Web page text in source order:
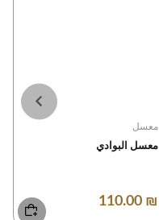
معسل
معسل البوادي
₪ 110.00